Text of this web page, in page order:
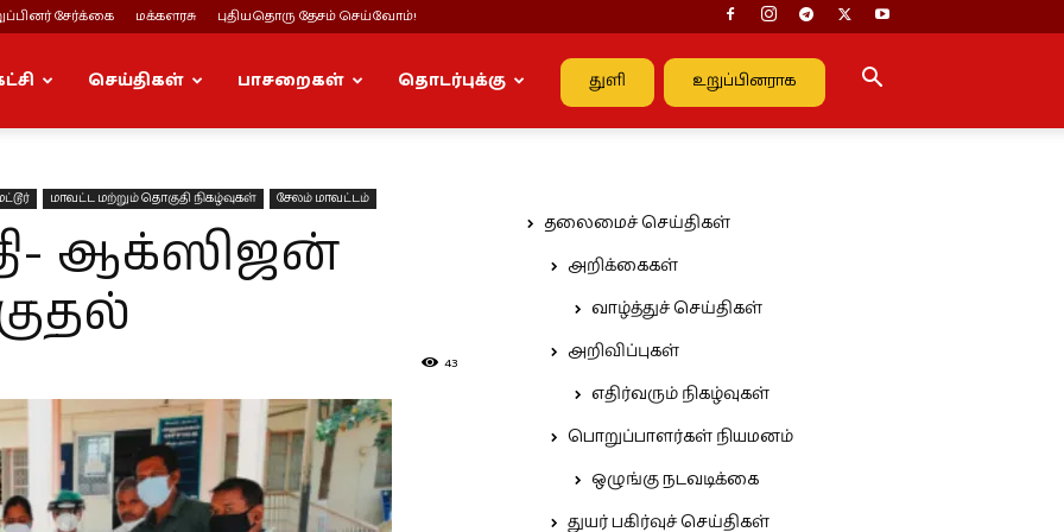
சேர்க்கை மக்களரசு புதியதொரு தேசம் செய்வோம்!
துளி உறுப்பினராக
செய்திகள் பாசறைகள் தொடர்புக்கு
மாவட்ட மற்றும் தொகுதி நிகழ்வுகள் சேலம் மாவட்டம்
ஆக்ஸிஜன்
43
தலைமைச் செய்திகள்
அறிக்கைகள்
வாழ்த்துச் செய்திகள்
அறிவிப்புகள்
எதிர்வரும் நிகழ்வுகள்
பொறுப்பாளர்கள் நியமனம்
ஒழுங்கு நடவடிக்கை
துயர் பகிர்வுச் செய்திகள்